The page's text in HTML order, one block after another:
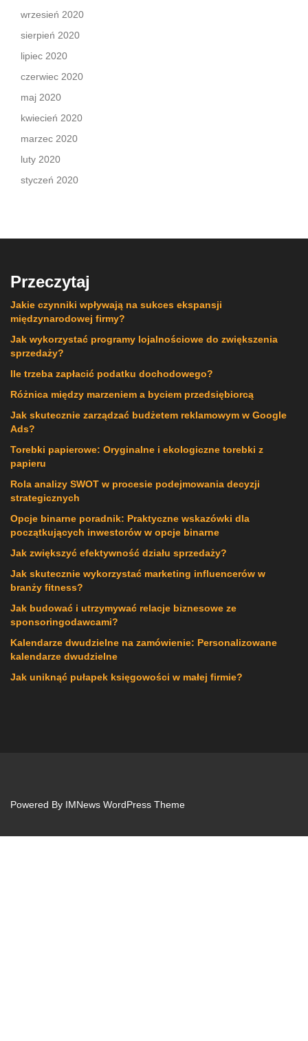
wrzesień 2020
sierpień 2020
lipiec 2020
czerwiec 2020
maj 2020
kwiecień 2020
marzec 2020
luty 2020
styczeń 2020
Przeczytaj
Jakie czynniki wpływają na sukces ekspansji
międzynarodowej firmy?
Jak wykorzystać programy lojalnościowe do zwiększenia
sprzedaży?
Ile trzeba zapłacić podatku dochodowego?
Różnica między marzeniem a byciem przedsiębiorcą
Jak skutecznie zarządzać budżetem reklamowym w Google
Ads?
Torebki papierowe: Oryginalne i ekologiczne torebki z
papieru
Rola analizy SWOT w procesie podejmowania decyzji
strategicznych
Opcje binarne poradnik: Praktyczne wskazówki dla
początkujących inwestorów w opcje binarne
Jak zwiększyć efektywność działu sprzedaży?
Jak skutecznie wykorzystać marketing influencerów w
branży fitness?
Jak budować i utrzymywać relacje biznesowe ze
sponsoringodawcami?
Kalendarze dwudzielne na zamówienie: Personalizowane
kalendarze dwudzielne
Jak uniknąć pułapek księgowości w małej firmie?
Powered By IMNews WordPress Theme